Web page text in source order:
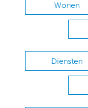
Wonen
Diensten